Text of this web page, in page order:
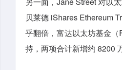
贝莱德 iShares Ethereum
乎翻倍，富达以太坊基金
持，两项合计新增约 8200